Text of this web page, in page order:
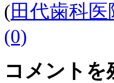
(田代歯科医
(0)
コメントを